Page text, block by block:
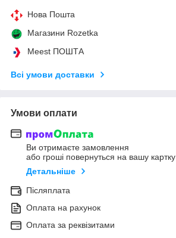
Нова Пошта
Магазини Rozetka
Meest ПОШТА
Всі умови доставки
Умови оплати
Ви отримаєте замовлення
або гроші повернуться на вашу картку
Детальніше
Післяплата
Оплата на рахунок
Оплата за реквізитами